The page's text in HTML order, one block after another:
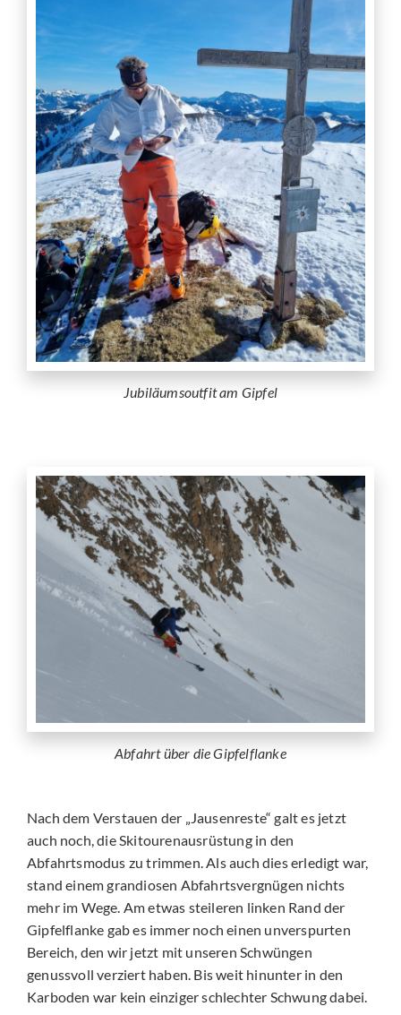
Jubiläumsoutfit am Gipfel
Abfahrt über die Gipfelflanke
Nach dem Verstauen der „Jausenreste“ galt es jetzt
auch noch, die Skitourenausrüstung in den
Abfahrtsmodus zu trimmen. Als auch dies erledigt war,
stand einem grandiosen Abfahrtsvergnügen nichts
mehr im Wege. Am etwas steileren linken Rand der
Gipfelflanke gab es immer noch einen unverspurten
Bereich, den wir jetzt mit unseren Schwüngen
genussvoll verziert haben. Bis weit hinunter in den
Karboden war kein einziger schlechter Schwung dabei.